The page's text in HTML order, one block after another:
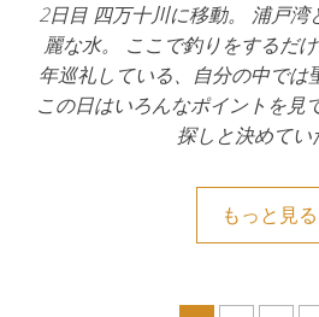
2日目 四万十川に移動。 浦戸湾
麗な水。 ここで釣りをするだ
年巡礼している、自分の中では
この日はいろんなポイントを見
探しと決めてい
もっと見る